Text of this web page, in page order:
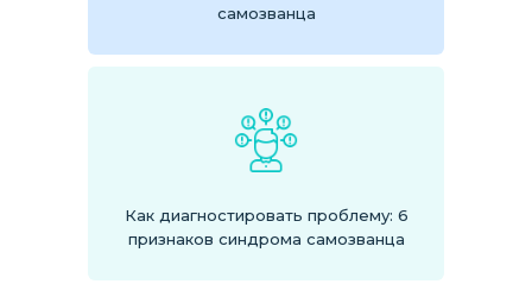
самозванца
Как диагностировать проблему: 6
признаков синдрома самозванца